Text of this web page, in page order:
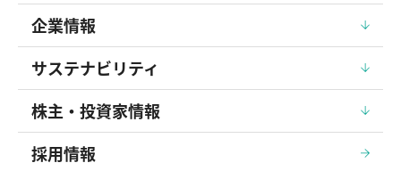
企業情報
サステナビリティ
株主・投資家情報
採用情報